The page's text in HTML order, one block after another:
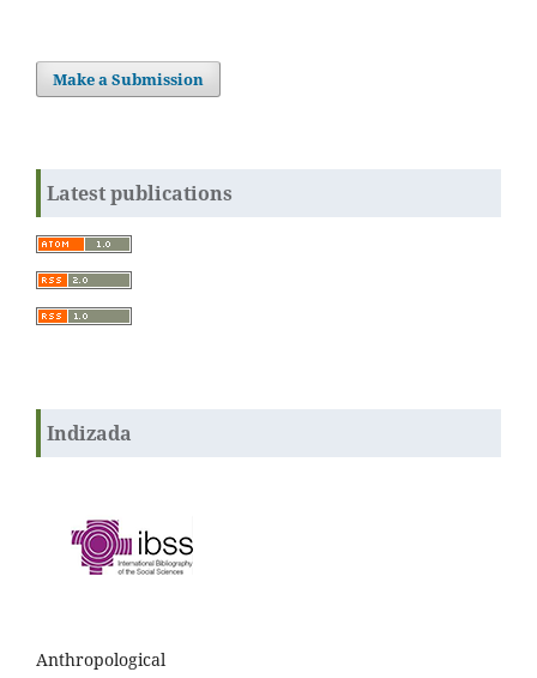
Make a Submission
Latest publications
Indizada
Anthropological